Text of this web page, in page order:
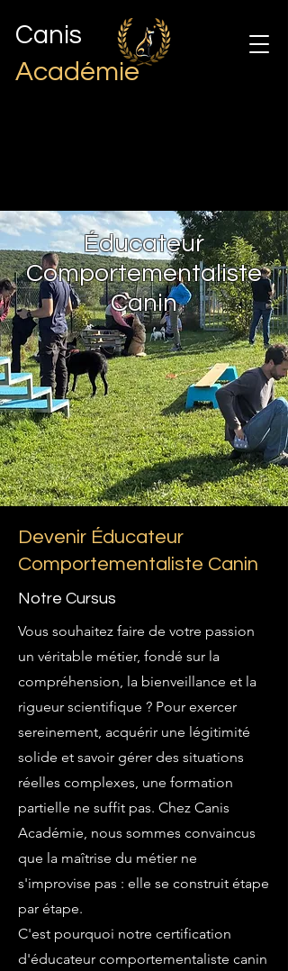
Canis
Académie
Éducateur
Comportementaliste
Canin
Devenir Éducateur
Comportementaliste Canin
Notre Cursus
Vous souhaitez faire de votre passion
un véritable métier, fondé sur la
compréhension, la bienveillance et la
rigueur scientifique ? Pour exercer
sereinement, acquérir une légitimité
solide et savoir gérer des situations
réelles complexes, une formation
partielle ne suffit pas. Chez Canis
Académie, nous sommes convaincus
que la maîtrise du métier ne
s'improvise pas : elle se construit étape
par étape.
C'est pourquoi notre certification
d'éducateur comportementaliste canin